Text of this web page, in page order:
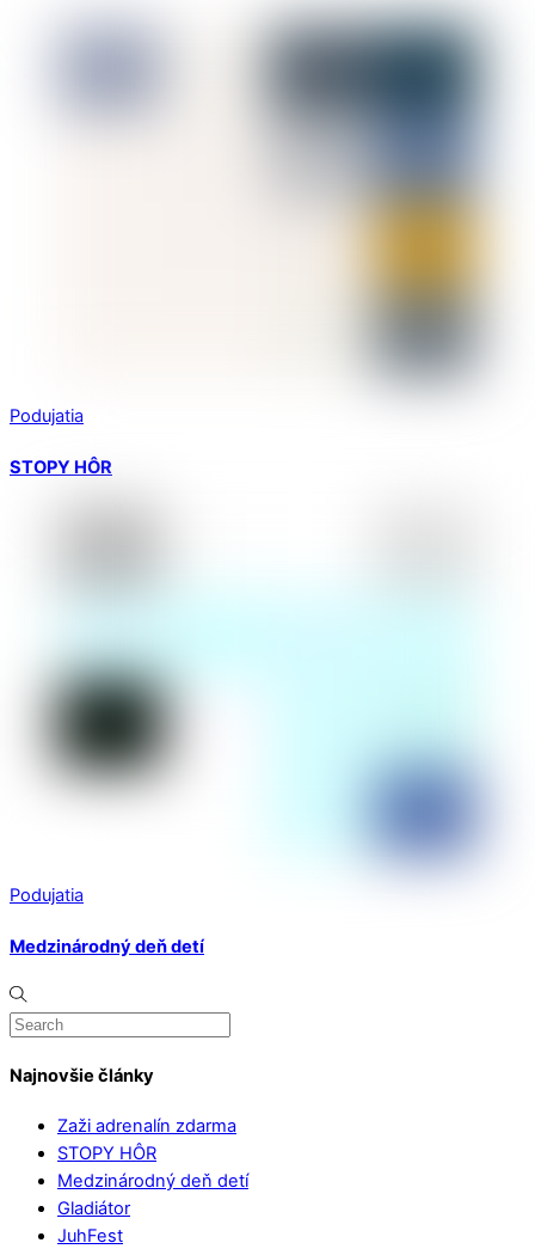
Podujatia
STOPY HÔR
Podujatia
Medzinárodný deň detí
Najnovšie články
Zaži adrenalín zdarma
STOPY HÔR
Medzinárodný deň detí
Gladiátor
JuhFest